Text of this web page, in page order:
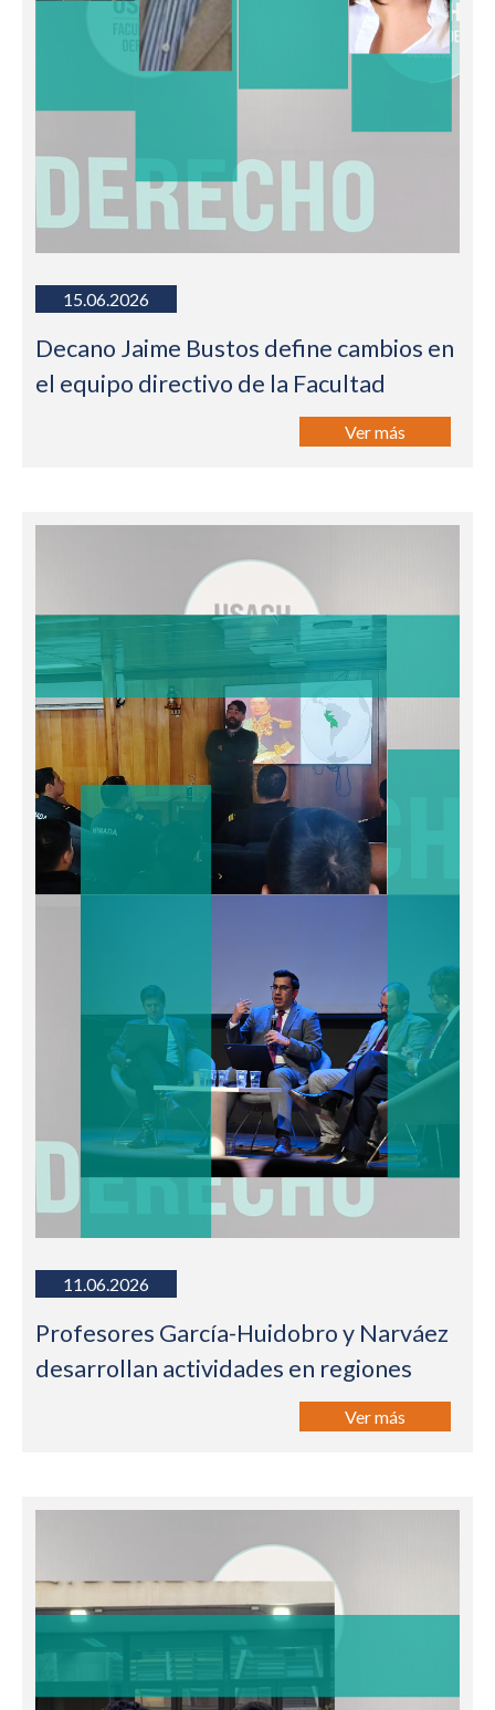
15.06.2026
Decano Jaime Bustos define cambios en
el equipo directivo de la Facultad
Ver más
11.06.2026
Profesores García-Huidobro y Narváez
desarrollan actividades en regiones
Ver más